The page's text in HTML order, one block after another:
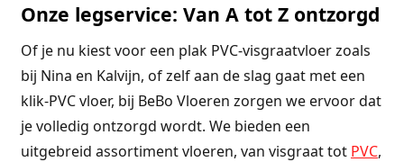
Onze legservice: Van A tot Z ontzorgd
Of je nu kiest voor een plak PVC-visgraatvloer zoals
bij Nina en Kalvijn, of zelf aan de slag gaat met een
klik-PVC vloer, bij BeBo Vloeren zorgen we ervoor dat
je volledig ontzorgd wordt. We bieden een
uitgebreid assortiment vloeren, van visgraat tot PVC,